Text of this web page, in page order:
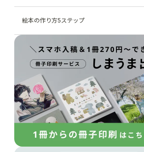
絵本の作り方5ステップ